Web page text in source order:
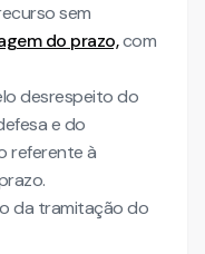
sem
do prazo,com
desrespeito do
e do
referente à
da tramitação do